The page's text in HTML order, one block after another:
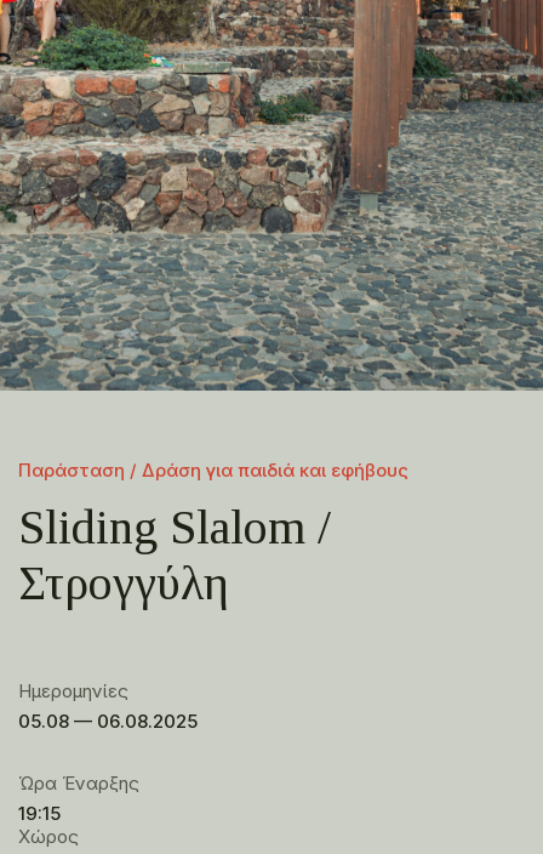
Παράσταση / Δράση για παιδιά και εφήβους
Sliding Slalom /
Στρογγύλη
Ημερομηνίες
05.08 — 06.08.2025
Ώρα Έναρξης
19:15
Χώρος